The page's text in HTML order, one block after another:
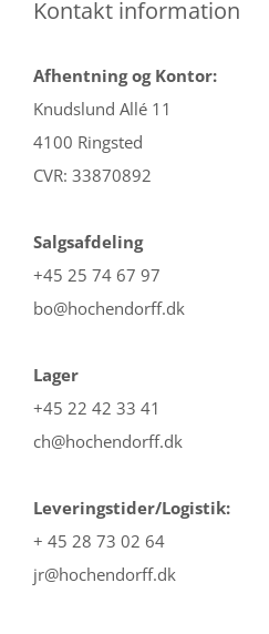
Kontakt information
Afhentning og Kontor:
Knudslund Allé 11
4100 Ringsted
CVR: 33870892
Salgsafdeling
+45 25 74 67 97
bo@hochendorff.dk
Lager
+45 22 42 33 41
ch@hochendorff.dk
Leveringstider/Logistik:
+ 45 28 73 02 64
jr@hochendorff.dk